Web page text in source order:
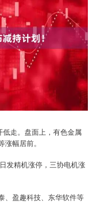
走。盘面上，有色金属
幅居前。
发精机涨停，三协电机涨
、盈趣科技、东华软件等